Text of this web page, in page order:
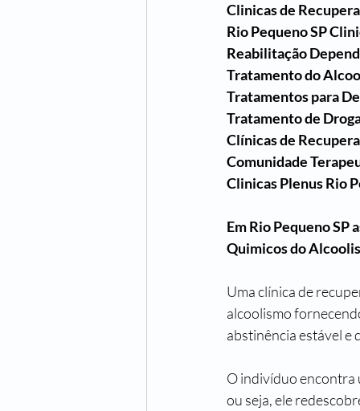
Clinicas de
Rio Pequeno SP
Reabilitação
Tratamento do
Tratamentos para
Tratamento de
Clínicas de
Comunidade
Clinicas Plenus Rio
Em Rio Pequeno
Quimicos do
Uma clínica de
alcoolismo
abstinência estável e
O indivíduo encontra
ou seja, ele